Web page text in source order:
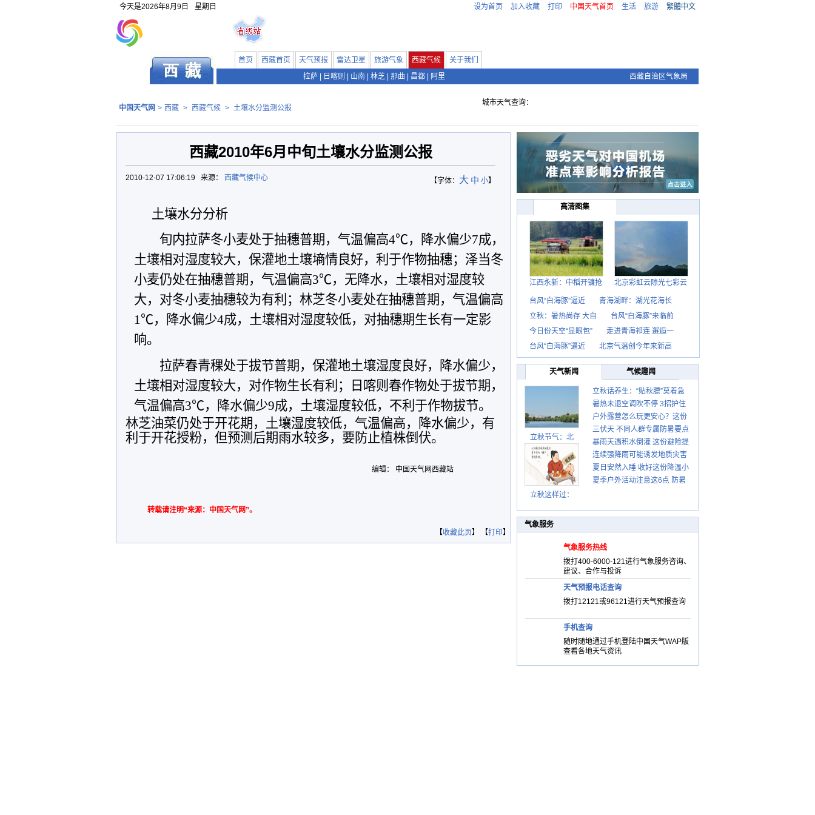
今天是2026年8月9日 星期日 设为首页 加入收藏 打印 中国天气首页 生活 旅游 繁體中文
首页 西藏首页 天气预报 雷达卫星 旅游气象 西藏气候
关于我们
拉萨
日喀则 山南 林芝 那曲 昌都 阿里 西藏自治区气象局
中国天气网 > 西藏 > 西藏气候 > 土壤水分监测公报
城市天气查询：
西藏2010年6月中旬土壤水分监测公报
【字体： 大 中 小】
2010-12-07 17:06:19 来源： 西藏气候中心
土壤水分分析
旬内拉萨冬小麦处于抽穗普期，气温偏高4℃，降水偏少7成，
土壤相对湿度较大，保灌地土壤墒情良好，利于作物抽穗；泽当冬
小麦仍处在抽穗普期，气温偏高3℃，无降水，土壤相对湿度较
大，对冬小麦抽穗较为有利；林芝冬小麦处在抽穗普期，气温偏高
1℃，降水偏少4成，土壤相对湿度较低，对抽穗期生长有一定影
响。
拉萨春青稞处于拔节普期，保灌地土壤湿度良好，降水偏少，
土壤相对湿度较大，对作物生长有利；日喀则春作物处于拔节期，
气温偏高3℃，降水偏少9成，土壤湿度较低，不利于作物拔节。
林芝油菜仍处于开花期，土壤湿度较低，气温偏高，降水偏少，有
利于开花授粉，但预测后期雨水较多，要防止植株倒伏。
编辑： 中国天气网西藏站
转载请注明“来源：中国天气网”。
【收藏此页】 【打印】
高清图集
江西永新：中稻开镰抢 北京彩虹云隙光七彩云
台风“白海豚”逼近
青海湖畔：湖光花海长
立秋：暑热尚存 大自
台风“白海豚”来临前
今日份天空“显眼包”
走进青海祁连 邂逅一
台风“白海豚”逼近
北京气温创今年来新高
天气新闻 气候趣闻
立秋节气：北
立秋这样过：
立秋话养生：“贴秋膘”莫着急
先清暑再防燥
暑热未退空调吹不停 3招护住
肩颈不酸痛
户外露营怎么玩更安心？这份
攻略请收好
三伏天 不同人群专属防暑要点
请收好
暴雨天遇积水倒灌 这份避险提
示请收好
连续强降雨可能诱发地质灾害
这些前兆要知道
夏日安然入睡 收好这份降温小
贴士
夏季户外活动注意这6点 防暑
气象服务
气象服务热线
拨打400-6000-121进行气象服务咨询、
建议、合作与投诉
天气预报电话查询
拨打12121或96121进行天气预报查询
手机查询
随时随地通过手机登陆中国天气WAP版
查看各地天气资讯